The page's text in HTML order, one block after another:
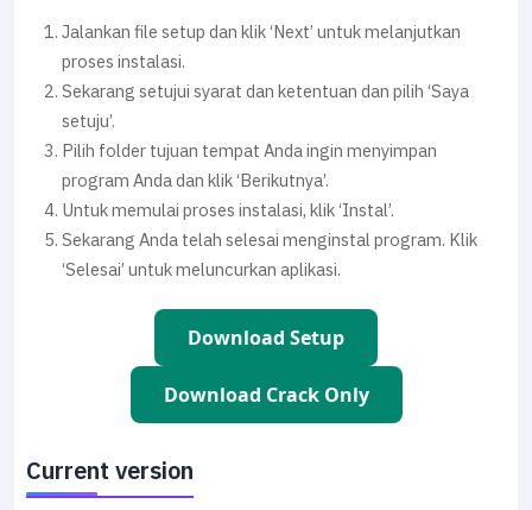
Jalankan file setup dan klik ‘Next’ untuk melanjutkan
proses instalasi.
Sekarang setujui syarat dan ketentuan dan pilih ‘Saya
setuju’.
Pilih folder tujuan tempat Anda ingin menyimpan
program Anda dan klik ‘Berikutnya’.
Untuk memulai proses instalasi, klik ‘Instal’.
Sekarang Anda telah selesai menginstal program. Klik
‘Selesai’ untuk meluncurkan aplikasi.
Download Setup
Download Crack Only
Current version